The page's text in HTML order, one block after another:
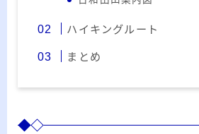
RSS
ハイキングルート
まとめ